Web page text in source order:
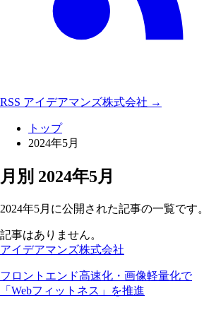
RSS アイデアマンズ株式会社 →
トップ
2024年5月
月別 2024年5月
2024年5月に公開された記事の一覧です。
記事はありません。
アイデアマンズ株式会社
フロントエンド高速化・画像軽量化で
「Webフィットネス」を推進